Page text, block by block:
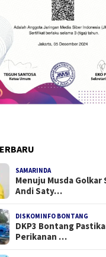
SAMARINDA
Menuju Musda Golkar
Andi Saty…
DISKOMINFO BONTANG
DKP3 Bontang
Perikanan …